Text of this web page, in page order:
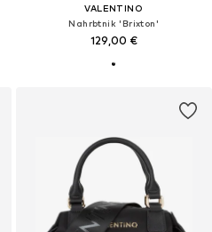
VALENTINO
Nahrbtnik 'Brixton'
129,00 €